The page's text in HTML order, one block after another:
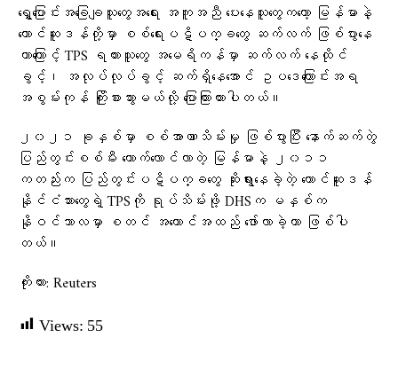
ရွှေ့ပြောင်းအခြေချသူတွေအရေး အကူအညီ ပေးနေသူတွေကတော့ မြန်မာနဲ့
တောင်ဆူဒန်တို့မှာ စစ်ရေးပဋိပက္ခတွေ ဆက်လက် ဖြစ်ပွားနေ
တာကြောင့် TPS ရထားသူတွေ အမေရိကန်မှာ ဆက်လက် နေထိုင်
ခွင့်၊ အလုပ်လုပ်ခွင့် ဆက်ရှိနေအောင် ဥပဒေကြောင်းအရ
အစွမ်းကုန် ကြိုးစားသွားမယ်လို့ ပြောကြားထားပါတယ်။
၂၀၂၁ ခုနှစ်မှာ စစ်အာဏာသိမ်းမှု ဖြစ်ပွားပြီး နောက်ဆက်တွဲ
ပြည်တွင်းစစ်မီး တောက်လောင်လာတဲ့ မြန်မာနဲ့ ၂၀၁၁
ကတည်းက ပြည်တွင်းပဋိပက္ခတွေ ဆိုးရွားနေခဲ့တဲ့ တောင်ဆူဒန်
နိုင်ငံသားတွေရဲ့ TPSကို ရုပ်သိမ်းဖို့ DHSက မနှစ်က
နိုဝင်ဘာလမှာ စတင် အကောင်အထည် ဖော်လာခဲ့တာ ဖြစ်ပါ
တယ်။
ကိုးကား: Reuters
Views: 55